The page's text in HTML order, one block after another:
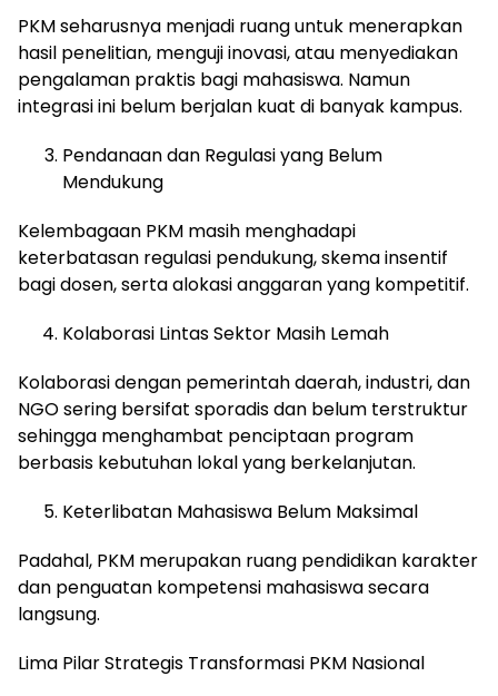
PKM seharusnya menjadi ruang untuk menerapkan
hasil penelitian, menguji inovasi, atau menyediakan
pengalaman praktis bagi mahasiswa. Namun
integrasi ini belum berjalan kuat di banyak kampus.
Pendanaan dan Regulasi yang Belum
Mendukung
Kelembagaan PKM masih menghadapi
keterbatasan regulasi pendukung, skema insentif
bagi dosen, serta alokasi anggaran yang kompetitif.
Kolaborasi Lintas Sektor Masih Lemah
Kolaborasi dengan pemerintah daerah, industri, dan
NGO sering bersifat sporadis dan belum terstruktur
sehingga menghambat penciptaan program
berbasis kebutuhan lokal yang berkelanjutan.
Keterlibatan Mahasiswa Belum Maksimal
Padahal, PKM merupakan ruang pendidikan karakter
dan penguatan kompetensi mahasiswa secara
langsung.
Lima Pilar Strategis Transformasi PKM Nasional